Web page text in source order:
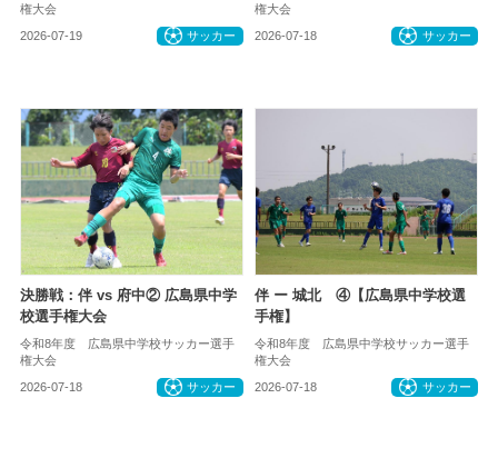
権大会
2026-07-19 サッカー
権大会
2026-07-18 サッカー
決勝戦：伴 vs 府中② 広島県中学
校選手権大会
令和8年度 広島県中学校サッカー選手
権大会
2026-07-18 サッカー
伴 ー 城北 ④【広島県中学校選
手権】
令和8年度 広島県中学校サッカー選手
権大会
2026-07-18 サッカー